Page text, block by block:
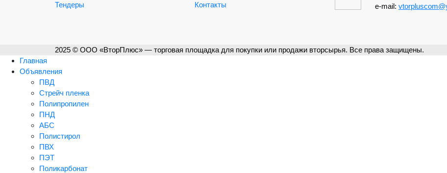
Тендеры
Контакты
e-mail:
2025 © ООО «ВторПлюс» — торговая площадка для покупки или продажи вторсырья. Все права защищены.
Главная
Объявления
ПВД
Стрейч пленка
Полипропилен
ПНД
АБС
Полистирол
ПВХ
ПЭТ
Поликарбонат